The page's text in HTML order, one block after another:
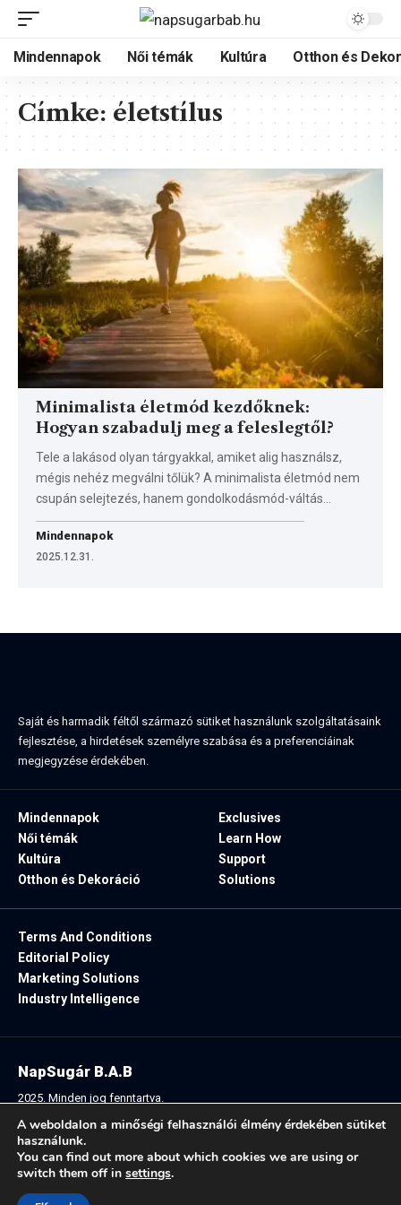
Mindennapok Női témák Kultúra Otthon és
Címke: életstílus
Minimalista életmód kezdőknek:
Hogyan szabadulj meg a feleslegtől?
Tele a lakásod olyan tárgyakkal, amiket alig használsz,
mégis nehéz megválni tőlük? A minimalista életmód nem
csupán selejtezés, hanem gondolkodásmód-váltás…
Mindennapok
2025.12.31.
Saját és harmadik féltől származó sütiket használunk szolgáltatásaink
fejlesztése, a hirdetések személyre szabása és a preferenciáinak
megjegyzése érdekében.
Mindennapok
Női témák
Kultúra
Otthon és Dekoráció
Exclusives
Learn How
Support
Solutions
Terms And Conditions
Editorial Policy
Marketing Solutions
Industry Intelligence
Follow US:
NapSugár B.A.B
2025. Minden jog fenntartva.
A weboldalon a minőségi felhasználói élmény érdekében sütiket
használunk.
You can find out more about which cookies we are using or
switch them off in settings.